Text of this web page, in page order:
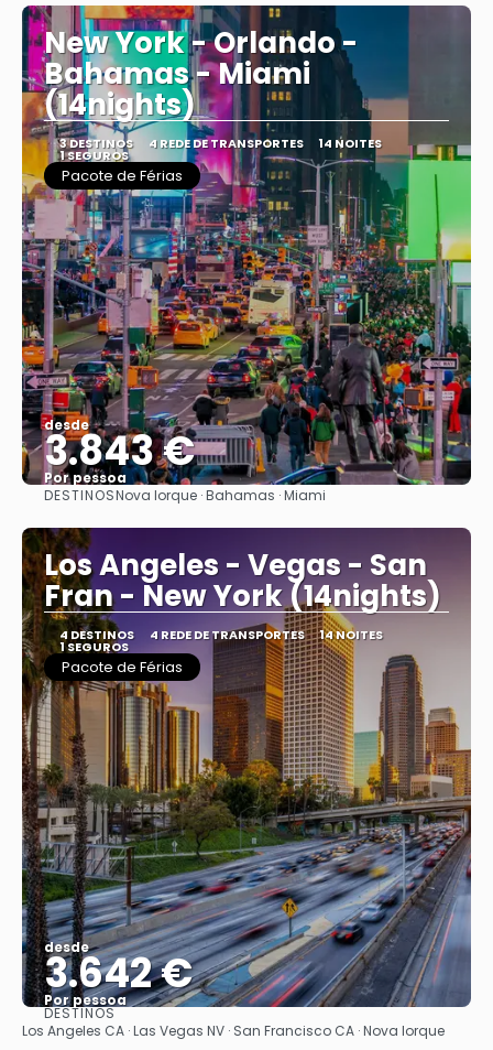
New York - Orlando -
Bahamas - Miami
(14nights)
3 DESTINOS 4 REDE DE TRANSPORTES 14 NOITES
1 SEGUROS
Pacote de Férias
desde
3.843 €
Por pessoa
Vejo
DESTINOSNova Iorque · Bahamas · Miami
Los Angeles - Vegas - San
Fran - New York (14nights)
4 DESTINOS 4 REDE DE TRANSPORTES 14 NOITES
1 SEGUROS
Pacote de Férias
desde
3.642 €
Por pessoa
Vejo
DESTINOS
Los Angeles CA · Las Vegas NV · San Francisco CA · Nova Iorque